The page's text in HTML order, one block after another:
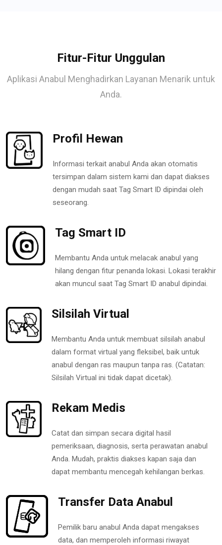
Fitur-Fitur Unggulan
Aplikasi Anabul Menghadirkan Layanan Menarik untuk
Anda.
Profil Hewan
Informasi terkait anabul Anda akan otomatis
tersimpan dalam sistem kami dan dapat diakses
dengan mudah saat Tag Smart ID dipindai oleh
seseorang.
Tag Smart ID
Membantu Anda untuk melacak anabul yang
hilang dengan fitur penanda lokasi. Lokasi terakhir
akan muncul saat Tag Smart ID anabul dipindai.
Silsilah Virtual
Membantu Anda untuk membuat silsilah anabul
dalam format virtual yang fleksibel, baik untuk
anabul dengan ras maupun tanpa ras. (Catatan:
Silsilah Virtual ini tidak dapat dicetak).
Rekam Medis
Catat dan simpan secara digital hasil
pemeriksaan, diagnosis, serta perawatan anabul
Anda. Mudah, praktis diakses kapan saja dan
dapat membantu mencegah kehilangan berkas.
Transfer Data Anabul
Pemilik baru anabul Anda dapat mengakses
data, dan memperoleh informasi riwayat